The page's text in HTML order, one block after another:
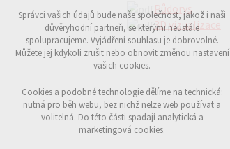
Půdorys
3D vizualizace
marketingová cookies (Google)
Více informací o cookies na našem webu
Odmítnout vše
Správci vašich údajů bude naše společnost, jakož i naši
důvěryhodní partneři, se kterými neustále
spolupracujeme. Vyjádření souhlasu je dobrovolné.
Můžete jej kdykoli zrušit nebo obnovit změnou nastavení
vašich cookies.
Cookies a podobné technologie dělíme na technická:
nutná pro běh webu, bez nichž nelze web používat a
volitelná. Do této části spadají analytická a
marketingová cookies.